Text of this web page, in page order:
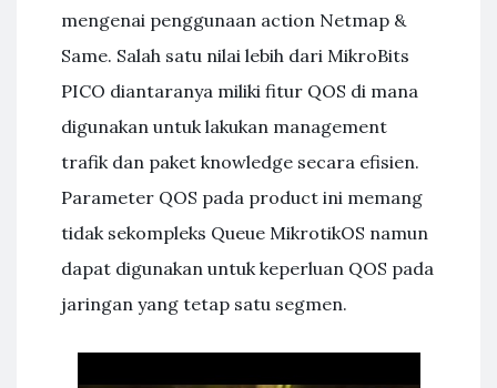
mengenai penggunaan action Netmap &
Same. Salah satu nilai lebih dari MikroBits
PICO diantaranya miliki fitur QOS di mana
digunakan untuk lakukan management
trafik dan paket knowledge secara efisien.
Parameter QOS pada product ini memang
tidak sekompleks Queue MikrotikOS namun
dapat digunakan untuk keperluan QOS pada
jaringan yang tetap satu segmen.